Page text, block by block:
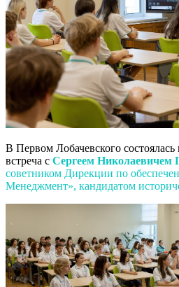
В Первом Лобачевского состоялась
встреча с Сергеем Николаевичем
советником Дирекции по
Менеджмент», кандидатом